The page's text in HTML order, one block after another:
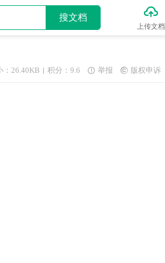
搜文档 
上传文档
：26.40KB 积分：9.6  举报  版权申诉